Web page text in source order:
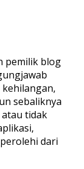
pemilik blog
sebaliknya
tidak
dari